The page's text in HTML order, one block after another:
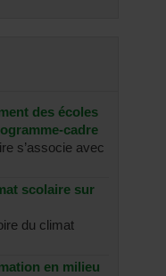
des écoles
cadre
s’associe avec
scolaire sur
du climat
en milieu